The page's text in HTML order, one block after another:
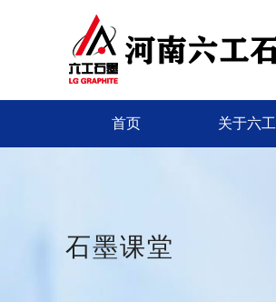
首页 关于六工
石墨课堂